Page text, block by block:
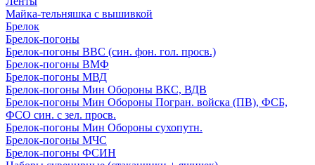
Майка-тельняшка с вышивкой
Брелок
Брелок-погоны
Брелок-погоны ВВС (син. фон. гол. просв.)
Брелок-погоны ВМФ
Брелок-погоны МВД
Брелок-погоны Мин Обороны ВКС, ВДВ
Брелок-погоны Мин Обороны Погран. войска (ПВ), ФСБ,
ФСО син. с зел. просв.
Брелок-погоны Мин Обороны сухопутн.
Брелок-погоны МЧС
Брелок-погоны ФСИН